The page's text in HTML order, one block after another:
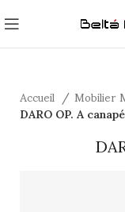
Accueil Mobilier
DARO OP. A